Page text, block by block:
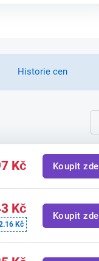
Historie cen
Kč Koupit zde
Kč
Kč
Koupit zde